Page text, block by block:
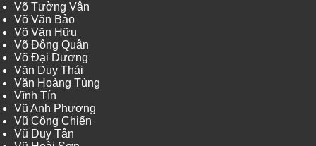
Võ Tường Vân
Võ Văn Bảo
Võ Văn Hữu
Võ Đông Quân
Võ Đại Dương
Văn Duy Thái
Văn Hoàng Tùng
Vĩnh Tín
Vũ Anh Phương
Vũ Công Chiến
Vũ Duy Tân